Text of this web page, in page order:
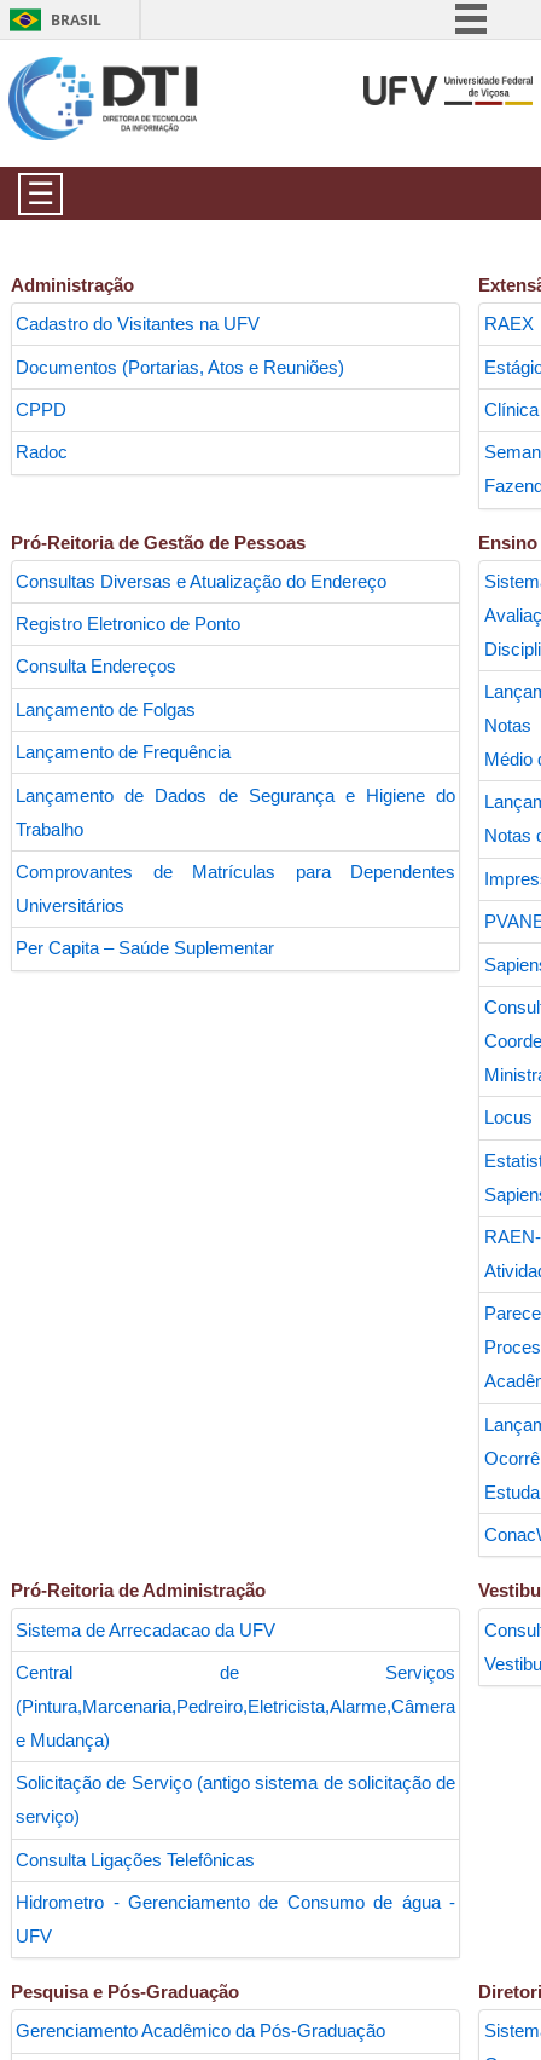
BRASIL
Comunica BR
☰
Administração
Cadastro do Visitantes na UFV
Documentos (Portarias, Atos e Reuniões)
CPPD
Radoc
RAEX
Clínica
Pró-Reitoria de Gestão de Pessoas
Consultas Diversas e Atualização do Endereço
Registro Eletronico de Ponto
Consulta Endereços
Lançamento de Folgas
Lançamento de Frequência
Lançamento de Dados de Segurança e Higiene do
Trabalho
Comprovantes de Matrículas para Dependentes
Universitários
Per Capita – Saúde Suplementar
Ensino
Médio
Notas
Locus
Pró-Reitoria de Administração
Sistema de Arrecadacao da UFV
Central de Serviços
(Pintura,Marcenaria,Pedreiro,Eletricista,Alarme,Câmera
e Mudança)
Solicitação de Serviço (antigo sistema de solicitação de
serviço)
Consulta Ligações Telefônicas
Hidrometro - Gerenciamento de Consumo de água -
UFV
Pesquisa e Pós-Graduação
Gerenciamento Acadêmico da Pós-Graduação